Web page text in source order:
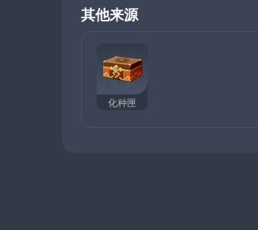
其他来源
化种匣